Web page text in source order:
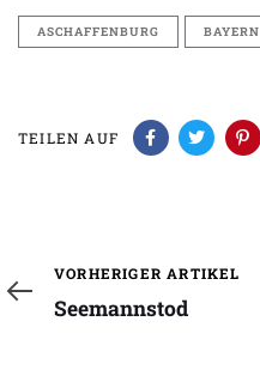
ASCHAFFENBURG BAYERN
TEILEN AUF
Vorheriger
Artikel
VORHERIGER ARTIKEL
Seemannstod